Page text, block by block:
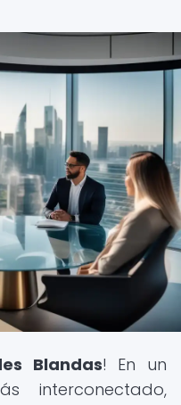
Blandas! En un
interconectado,